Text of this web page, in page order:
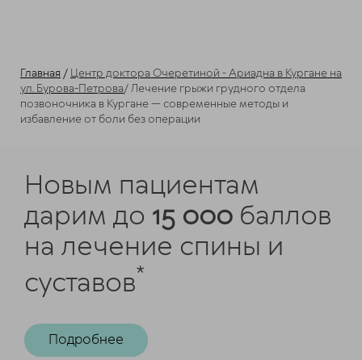
Главная / Центр доктора Очеретиной - Ариадна в Кургане на
ул. Бурова-Петрова/Лечение грыжи грудного отдела
позвоночника в Кургане — современные методы и
избавление от боли без операции
Новым пациентам
дарим до 15 000 баллов
на лечение спины и
суставов*
Подробнее